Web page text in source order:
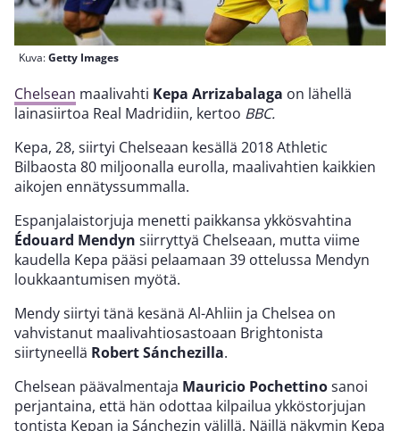
Kuva:Getty Images
Chelsean maalivahti Kepa Arrizabalaga on lähellä
lainasiirtoa Real Madridiin, kertoo BBC.
Kepa, 28, siirtyi Chelseaan kesällä 2018 Athletic
Bilbaosta 80 miljoonalla eurolla, maalivahtien kaikkien
aikojen ennätyssummalla.
Espanjalaistorjuja menetti paikkansa ykkösvahtina
Édouard Mendyn siirryttyä Chelseaan, mutta viime
kaudella Kepa pääsi pelaamaan 39 ottelussa Mendyn
loukkaantumisen myötä.
Mendy siirtyi tänä kesänä Al-Ahliin ja Chelsea on
vahvistanut maalivahtiosastoaan Brightonista
siirtyneellä Robert Sánchezilla.
Chelsean päävalmentaja Mauricio Pochettinosanoi
perjantaina, että hän odottaa kilpailua ykköstorjujan
tontista Kepan ja Sánchezin välillä. Näillä näkymin Kepa